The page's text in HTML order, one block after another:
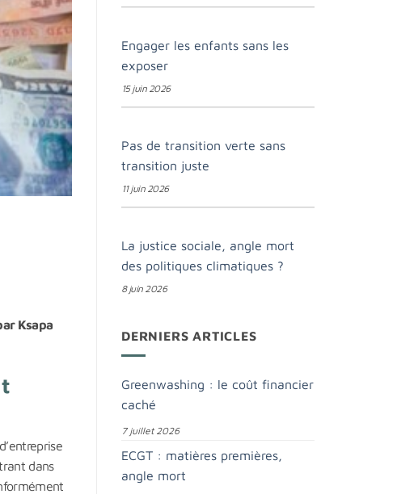
Ksapa
dans
Engager les enfants sans les
exposer
15 juin 2026
Pas de transition verte sans
transition juste
11 juin 2026
La justice sociale, angle mort
des politiques climatiques ?
8 juin 2026
DERNIERS ARTICLES
Greenwashing : le coût financier
caché
7 juillet 2026
ECGT : matières premières,
angle mort